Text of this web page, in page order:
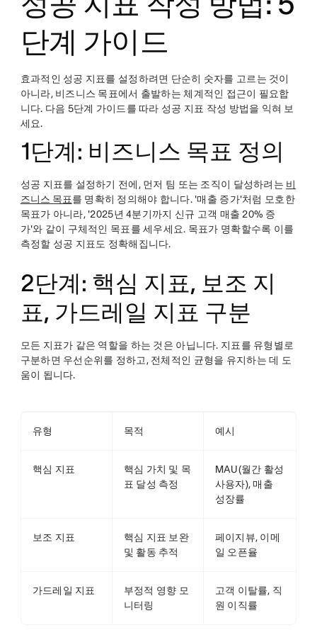
단계 가이드
효과적인 성공 지표를 설정하려면 단순히 숫자를 고르는 것이
아니라, 비즈니스 목표에서 출발하는 체계적인 접근이 필요합
니다. 다음 5단계 가이드를 따라 성공 지표 작성 방법을 익혀 보
세요.
1단계: 비즈니스 목표 정의
성공 지표를 설정하기 전에, 먼저 팀 또는 조직이 달성하려는 비
즈니스 목표를 명확히 정의해야 합니다. '매출 증가'처럼 모호한
목표가 아니라, '2025년 4분기까지 신규 고객 매출 20% 증
가'와 같이 구체적인 목표를 세우세요. 목표가 명확할수록 이를
측정할 성공 지표도 정확해집니다.
2단계: 핵심 지표, 보조 지
표, 가드레일 지표 구분
모든 지표가 같은 역할을 하는 것은 아닙니다. 지표를 유형별로
구분하면 우선순위를 정하고, 전체적인 균형을 유지하는 데 도
움이 됩니다.
유형 목적 예시
핵심 지표
핵심 가치 및 목
표 달성 측정
MAU(월간 활성
사용자), 매출
성장률
보조 지표
핵심 지표 보완
및 활동 추적
페이지뷰, 이메
일 오픈율
가드레일 지표
부정적 영향 모
니터링
고객 이탈률, 직
원 이직률